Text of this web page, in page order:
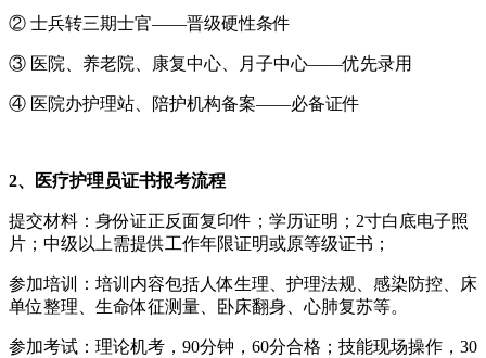
② 士兵转三期士官——晋级硬性条件
③ 医院、养老院、康复中心、月子中心——优先录用
④ 医院办护理站、陪护机构备案——必备证件
2、医疗护理员证书报考流程
提交材料‌：身份证正反面复印件；学历证明；2寸白底电子照
片；中级以上需提供工作年限证明或原等级证书；
参加培训‌：培训内容包括人体生理、护理法规、感染防控、床
单位整理、生命体征测量、卧床翻身、心肺复苏等。
‌参加考试‌‌：理论机考，90分钟，60分合格‌；技能现场操作，30